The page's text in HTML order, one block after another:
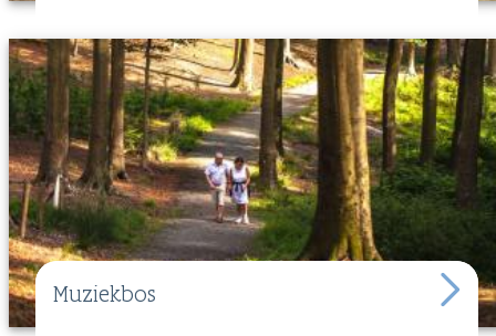
Muziekbos